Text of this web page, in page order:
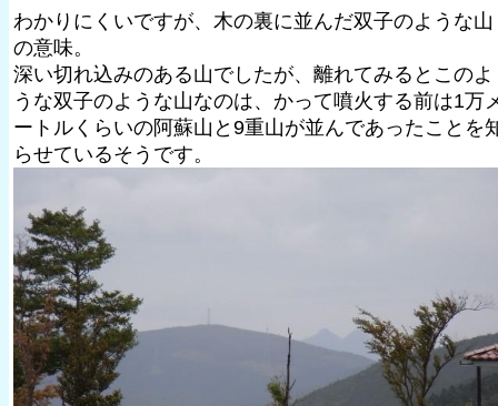
わかりにくいですが、木の裏に並んだ双子のような山
の意味。
深い切れ込みのある山でしたが、離れてみるとこのよ
うな双子のような山なのは、かって噴火する前は1万
ートルくらいの阿蘇山と9重山が並んであったことを
らせているそうです。